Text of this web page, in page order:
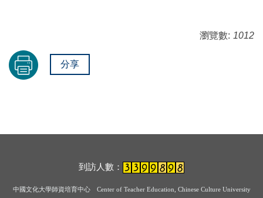
瀏覽數: 1012
分享
到訪人數：
中國文化大學師資培育中心 Center of Teacher Education, Chinese Culture University